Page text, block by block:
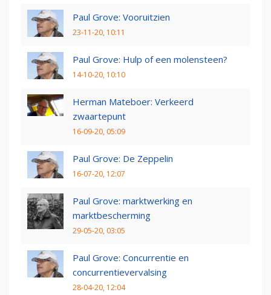
Paul Grove: Vooruitzien
23-11-20, 10:11
Paul Grove: Hulp of een molensteen?
14-10-20, 10:10
Herman Mateboer: Verkeerd
zwaartepunt
16-09-20, 05:09
Paul Grove: De Zeppelin
16-07-20, 12:07
Paul Grove: marktwerking en
marktbescherming
29-05-20, 03:05
Paul Grove: Concurrentie en
concurrentievervalsing
28-04-20, 12:04